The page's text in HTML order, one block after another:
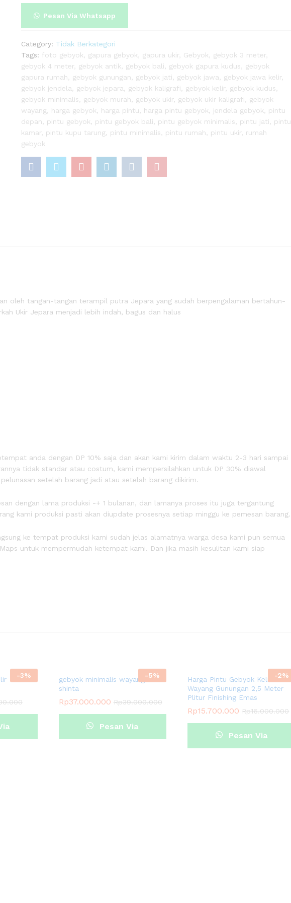
Pesan Via Whatsapp
Category: Tidak Berkategori
Tags: foto gebyok gapura gebyok gapura ukir, Gebyok gebyok 3 meter,
gebyok 4 meter, gebyok antik gebyok bali gebyok gapura kudus
gebyok
gapura rumah
gebyok gunungan gebyok jati gebyok jawa gebyok jawa kelir,
gebyok jendela
gebyok jepara gebyok kaligrafi gebyok kelir, gebyok kudus
gebyok minimalis
gebyok murah gebyok ukir, gebyok ukir kaligrafi
gebyok
wayang, harga gebyok harga pintu harga pintu gebyok jendela gebyok
pintu
depan
pintu gebyok pintu gebyok bali pintu gebyok minimalis pintu jati
pintu
kamar, pintu kupu tarung, pintu minimalis pintu rumah pintu ukir, rumah
gebyok
oleh tangan-tangan terampil putra Jepara yang sudah berpengalaman bertahun-
Ukir Jepara menjadi lebih indah, bagus dan halus
anda dengan DP 10% saja dan akan kami kirim dalam waktu 2-3 hari sampai
tidak standar atau costum, kami mempersilahkan untuk DP 30% diawal
setelah barang jadi atau setelah barang dikirim.
dengan lama produksi -+ 1 bulanan, dan lamanya proses itu juga tergantung
kami produksi pasti akan diupdate prosesnya setiap minggu ke pemesan barang.
ke tempat produksi kami sudah jelas alamatnya warga desa kami pun semua
untuk mempermudah ketempat kami. Dan jika masih kesulitan kami siap
-3% -5%
gebyok minimalis wayang rama
shinta
Rp37.000.000 Rp39.000.000
Pesan Via
-2%
Harga Pintu Gebyok Kelir
Wayang Gunungan 2,5 Meter
Plitur Finishing Emas
Rp15.700.000 Rp16.000.000
Pesan Via